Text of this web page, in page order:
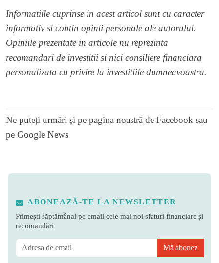
Informatiile cuprinse in acest articol sunt cu caracter
informativ si contin opinii personale ale autorului.
Opiniile prezentate in articole nu reprezinta
recomandari de investitii si nici consiliere financiara
personalizata cu privire la investitiile dumneavoastra.
Ne puteți urmări și pe pagina noastră de Facebook sau
pe Google News
ABONEAZĂ-TE LA NEWSLETTER
Primești săptămânal pe email cele mai noi sfaturi financiare și
recomandări
Mă abonez